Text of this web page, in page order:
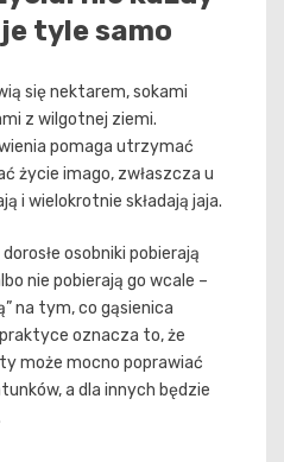
tyle samo
się nektarem, sokami
z wilgotnej ziemi.
pomaga utrzymać
życie imago, zwłaszcza u
i wielokrotnie składają jaja.
osobniki pobierają
nie pobierają go wcale –
na tym, co gąsienica
oznacza to, że
może mocno poprawiać
a dla innych będzie